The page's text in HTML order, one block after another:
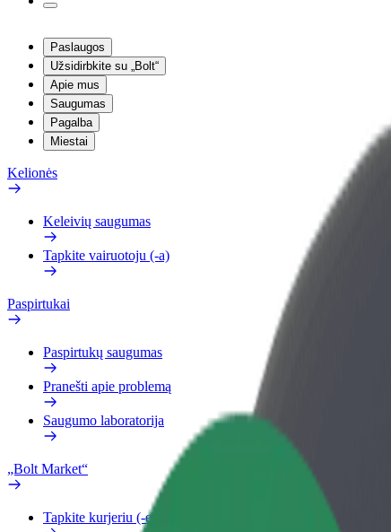
Paslaugos
Užsidirbkite su „Bolt“
Apie mus
Saugumas
Pagalba
Miestai
Kelionės
Keleivių saugumas
Tapkite vairuotoju (-a)
Paspirtukai
Paspirtukų saugumas
Pranešti apie problemą
Saugumo laboratorija
„Bolt Market“
Tapkite kurjeriu (-e)